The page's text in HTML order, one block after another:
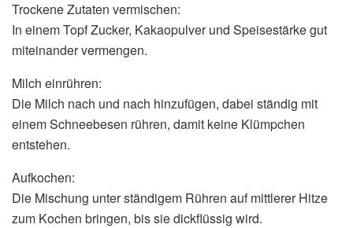
Trockene Zutaten vermischen:
In einem Topf Zucker, Kakaopulver und Speisestärke gut
miteinander vermengen.
Milch einrühren:
Die Milch nach und nach hinzufügen, dabei ständig mit
einem Schneebesen rühren, damit keine Klümpchen
entstehen.
Aufkochen:
Die Mischung unter ständigem Rühren auf mittlerer Hitze
zum Kochen bringen, bis sie dickflüssig wird.